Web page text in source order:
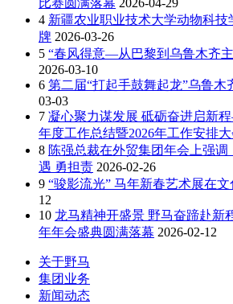
4 新疆农业职业技术大学动物科技
牌 2026-03-26
5 “春风得意—从巴黎到乌鲁木齐
2026-03-10
6 第二届“打起手鼓舞起龙”乌鲁木
03-03
7 凝心聚力谋发展 砥砺奋进启新
年度工作总结暨2026年工作安排
8 陈强总裁在外贸集团年会上强
遇 勇担责 2026-02-26
9 “骏影流光” 马年新春艺术展在
12
10 龙马精神开盛景 野马奋蹄赴新
年年会盛典圆满落幕 2026-02-12
关于野马
集团业务
新闻动态